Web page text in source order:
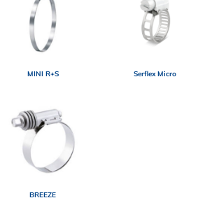
MINI R+S Serflex Micro
BREEZE